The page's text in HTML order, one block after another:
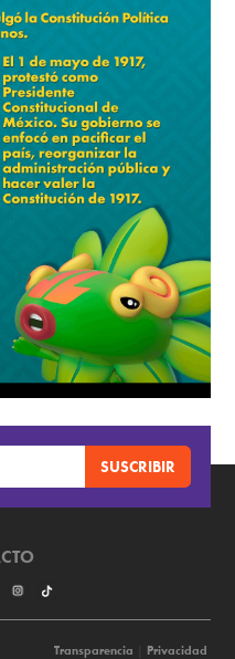
Transparencia Privacidad